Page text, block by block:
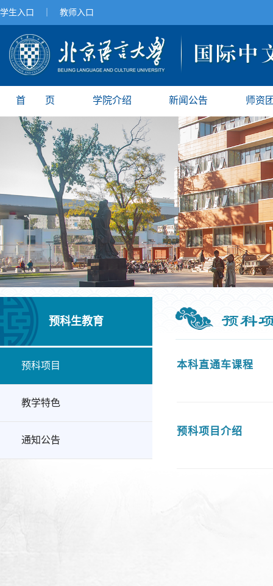
学生入口 教师入口
首 页 学院介绍 新闻公告 师资
预科生教育
预科项目
教学特色
通知公告
预科
本科直通车课程
预科项目介绍